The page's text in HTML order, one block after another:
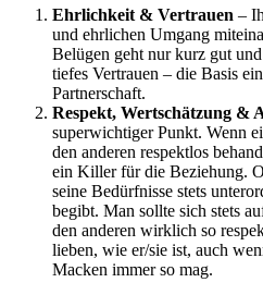
Ehrlichkeit & Vertrauen –
und ehrlichen Umgang
Belügen geht nur kurz gut
tiefes Vertrauen – die Basis
Partnerschaft.
Respekt, Wertschätzung &
superwichtiger Punkt. Wenn
den anderen respektlos
ein Killer für die Beziehung.
seine Bedürfnisse stets
begibt. Man sollte sich stets
den anderen wirklich so
lieben, wie er/sie ist, auch
Macken immer so mag.